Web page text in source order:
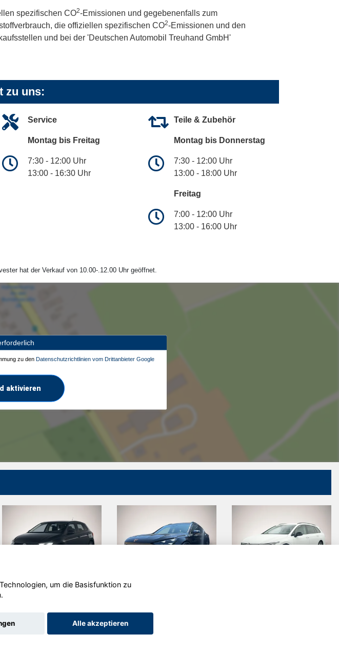
spezifischen CO2-Emissionen und gegebenenfalls zum
die offiziellen spezifischen CO2-Emissionen und den
und bei der 'Deutschen Automobil Treuhand GmbH'
zu uns:
Service
Montag bis Freitag
7:30 - 12:00 Uhr
13:00 - 16:30 Uhr
Teile & Zubehör
Montag bis Donnerstag
7:30 - 12:00 Uhr
13:00 - 18:00 Uhr
Freitag
7:00 - 12:00 Uhr
13:00 - 16:00 Uhr
hat der Verkauf von 10.00-.12.00 Uhr geöffnet.
zu den Datenschutzrichtlinien vom Drittanbieter Google
aktivieren
Cupra
um die Basisfunktion zu
Alle akzeptieren